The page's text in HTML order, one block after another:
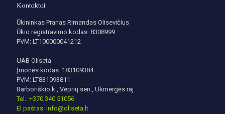
Kontaktai
Ūkininkas Pranas Rimandas Olisevičius
Ūkio registravimo kodas: 8308999
PVM: LT100000041212
UAB Oliseta
Įmonės kodas: 183109384
PVM: LT831093811
Barboriškio k., Veprių sen., Ukmergės raj.
Tel.: +370 340 51056
El paštas: info@oliseta.lt